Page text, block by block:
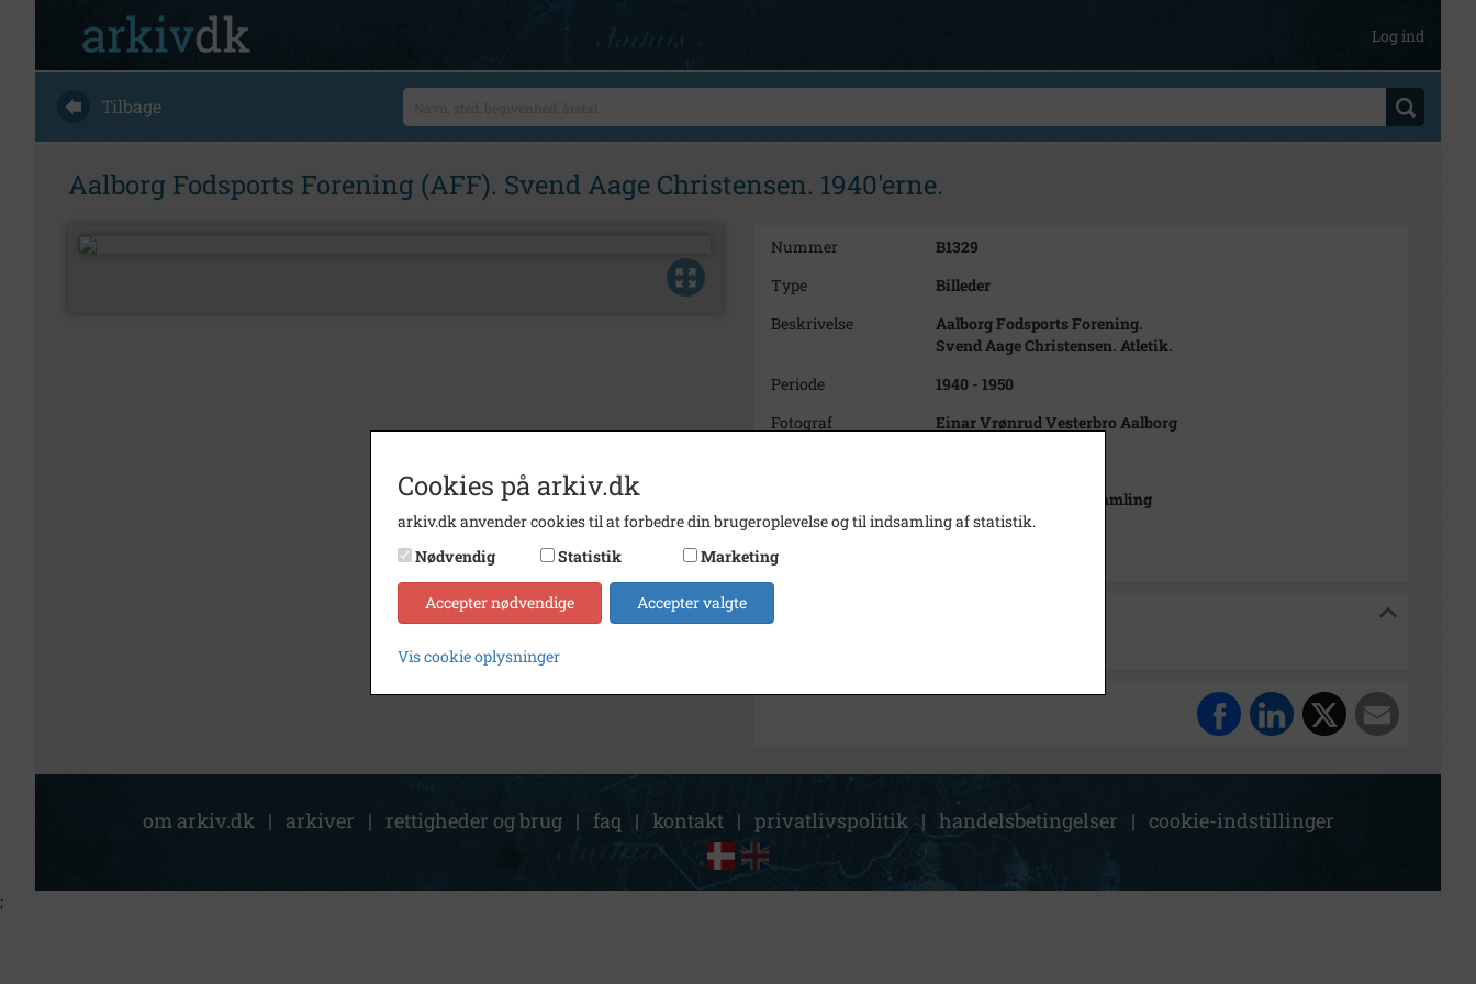
Log ind
Tilbage
Aalborg Fodsports Forening (AFF). Svend Aage Christensen. 1940'erne.
Nummer
B1329
Type
Billeder
Beskrivelse
Aalborg Fodsports Forening.
Svend Aage Christensen. Atletik.
Periode
1940 - 1950
Fotograf
Einar Vrønrud Vesterbro Aalborg
SIFA Idrætshistorisk Samling
om arkiv.dk | arkiver | rettigheder og brug | faq | kontakt | privatlivspolitik | handelsbetingelser | cookie-indstillinger
Cookies på arkiv.dk
arkiv.dk anvender cookies til at forbedre din brugeroplevelse og til indsamling af statistik.
Nødvendig
Statistik Marketing
Accepter nødvendige Accepter valgte
Vis cookie oplysninger
;